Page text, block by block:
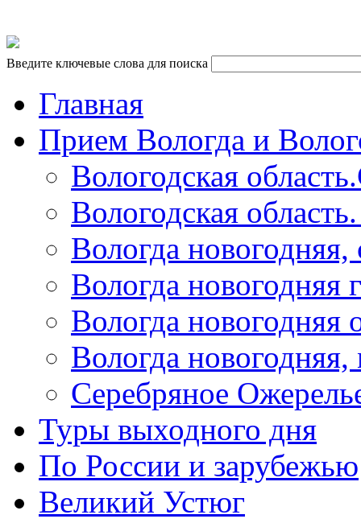
Введите ключевые слова для поиска
Главная
Прием Вологда и
Вологодская
Вологодская
Вологда
Вологда новогодняя
Вологда новогодняя
Вологда
Серебряное
Туры выходного дня
По России и зарубежью
Великий Устюг